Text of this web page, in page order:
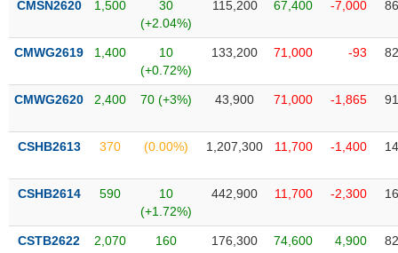
CMSN2620 1,500
30
(+2.04%)
115,200 67,400 -7,000
CMWG2619 1,400
10
(+0.72%)
133,200 71,000 -93
CMWG2620 2,400 70 (+3%) 43,900 71,000 -1,865
CSHB2613 370 (0.00%) 1,207,300 11,700 -1,400
CSHB2614 590
10
(+1.72%)
442,900 11,700 -2,300
CSTB2622 2,070
160
176,300 74,600 4,900
Thuật
(-)
Dịch
Đào
tạo